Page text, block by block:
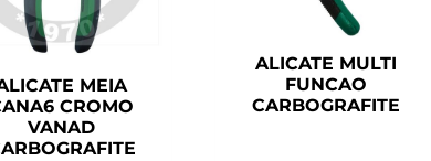
MEIA
CROMO
VANAD
ALICATE MULTI
FUNCAO
CARBOGRAFITE